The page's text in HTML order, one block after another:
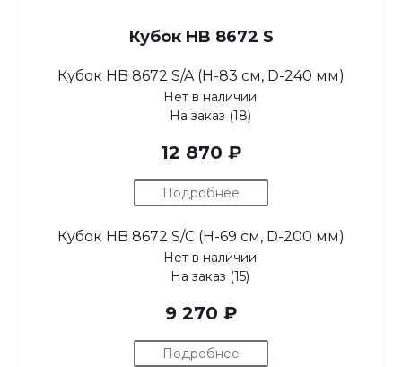
Кубок HB 8672 S
Кубок HB 8672 S/A (H-83 см, D-240 мм)
Нет в наличии
На заказ (18)
12 870 ₽
Подробнее
Кубок HB 8672 S/C (H-69 см, D-200 мм)
Нет в наличии
На заказ (15)
9 270 ₽
Подробнее